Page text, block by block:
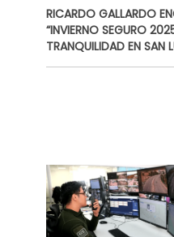
RICARDO GALLARDO
“INVIERNO SEGURO
TRANQUILIDAD EN SAN